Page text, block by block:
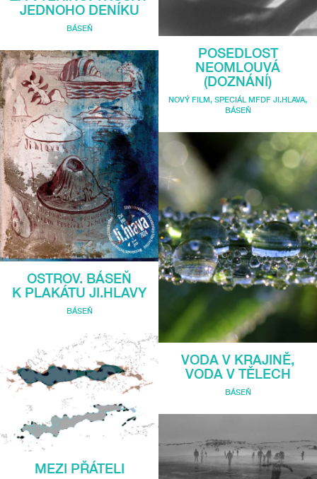
JEDNOHO DENÍKU
BÁSEŇ
OSTROV. BÁSEŇ
K PLAKÁTU JI.HLAVY
BÁSEŇ
MEZI PŘÁTELI
POSEDLOST
NEOMLOUVÁ
(DOZNÁNÍ)
NOVÝ FILM, SPECIÁL MFDF JI.HLAVA,
BÁSEŇ
VODA V KRAJINĚ,
VODA V TĚLECH
BÁSEŇ